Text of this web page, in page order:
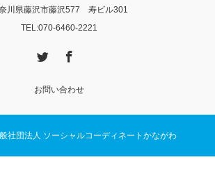
川県藤沢市藤沢577 寿ビル301
TEL:070-6460-2221
お問い合わせ
社団法人 ソーシャルコーディネートかながわ